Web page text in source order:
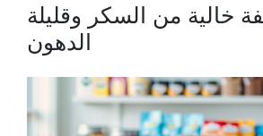
خالية من السكر وقليلة
الدهون